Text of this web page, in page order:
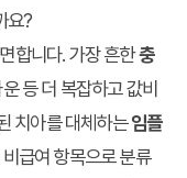
요?
합니다. 가장 흔한충
등 더 복잡하고 값비
치아를 대체하는임플
급여 항목으로 분류